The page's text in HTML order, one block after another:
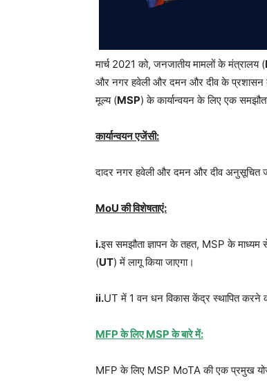
मार्च 2021 को, जनजातीय मामलों के मंत्रालय (
और नगर हवेली और दमन और दीव के
मूल्य (MSP) के कार्यान्वयन के लिए एक
कार्यान्वयन एजेंसी:
दादर नगर हवेली और दमन और दीव अनुसूचित
MoU की विशेषताएं:
i.इस समझौता ज्ञापन के तहत, MSP के
(UT) में लागू किया जाएगा।
ii.UT में 1 वन धन विकास केंद्र स्थापित करने
MFP के लिए MSP के बारे में:
MFP के लिए MSP MoTA की एक प्रमुख